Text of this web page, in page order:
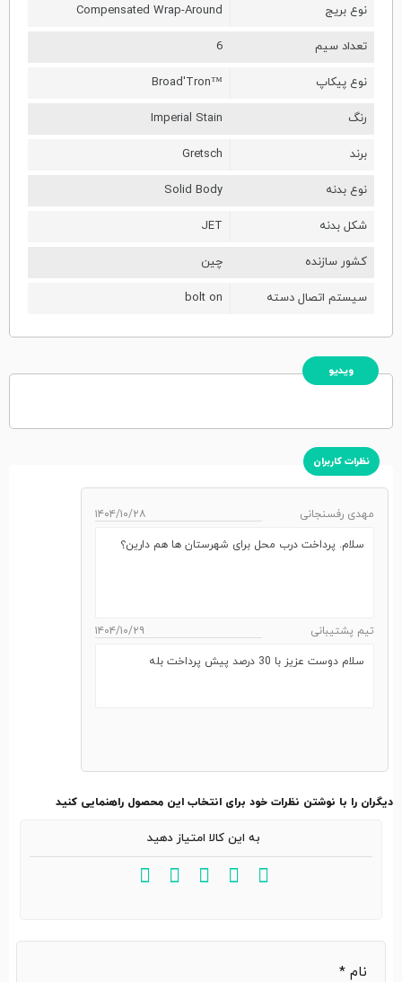
نوع بریج Compensated Wrap-Around
تعداد سیم 6
نوع پیکاپ Broad'Tron™
رنگ Imperial Stain
برند Gretsch
نوع بدنه Solid Body
شکل بدنه JET
کشور سازنده چین
سیستم اتصال دسته bolt on
ویدیو
نظرات کاربران
مهدی رفسنجانی ۱۴۰۴/۱۰/۲۸
سلام. پرداخت درب محل برای شهرستان ها هم دارین؟
تیم پشتیبانی ۱۴۰۴/۱۰/۲۹
سلام دوست عزیز با 30 درصد پیش پرداخت بله
دیگران را با نوشتن نظرات خود برای انتخاب این محصول راهنمایی کنید
نام *
به این کالا امتیاز دهید